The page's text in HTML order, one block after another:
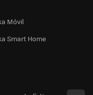
Móvil
Smart Home